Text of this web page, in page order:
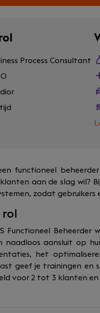
Process Consultant
functioneel
aan de slag wil?
zodat
Functioneel
naadloos aansluit op
het
geef je trainingen en
voor 2 tot 3 klanten